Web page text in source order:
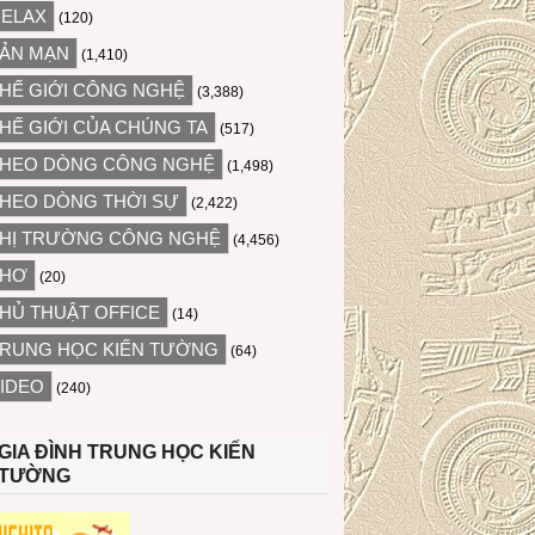
(120)
MẠN (1,410)
GIỚI CÔNG NGHỆ (3,388)
GIỚI CỦA CHÚNG TA (517)
DÒNG CÔNG NGHỆ (1,498)
DÒNG THỜI SỰ (2,422)
TRƯỜNG CÔNG NGHỆ (4,456)
(20)
THUẬT OFFICE (14)
HỌC KIẾN TƯỜNG (64)
(240)
ĐÌNH TRUNG HỌC KIẾN